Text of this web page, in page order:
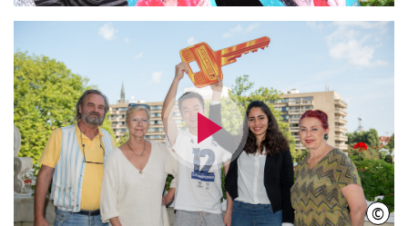
Video
abspielen
©Iniwi